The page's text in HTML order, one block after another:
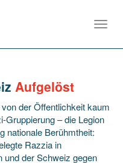
Aufgelöst
der Öffentlichkeit kaum
Gruppierung – die Legion
nationale Berühmtheit:
Razzia in
und der Schweiz gegen